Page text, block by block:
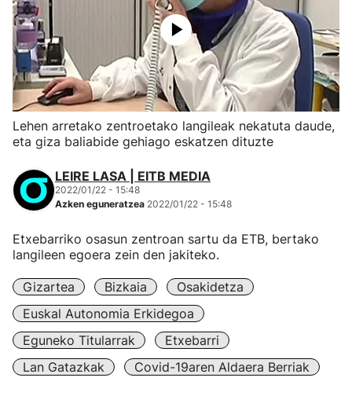
Lehen arretako zentroetako langileak nekatuta daude,
eta giza baliabide gehiago eskatzen dituzte
LEIRE LASA | EITB MEDIA
2022/01/22 - 15:48
Azken eguneratzea 2022/01/22 - 15:48
Etxebarriko osasun zentroan sartu da ETB, bertako
langileen egoera zein den jakiteko.
Gizartea Bizkaia
Osakidetza
Euskal Autonomia Erkidegoa
Eguneko Titularrak
Etxebarri
Lan Gatazkak
Covid-19aren Aldaera Berriak